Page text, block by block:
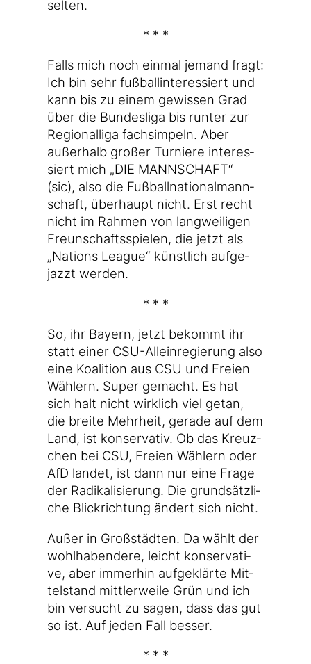
selten.
* * *
Falls mich noch ein­mal jemand fragt:
Ich bin sehr fuß­ball­in­ter­es­siert und
kann bis zu einem gewis­sen Grad
über die Bun­des­li­ga bis run­ter zur
Regio­nal­li­ga fach­sim­peln. Aber
außer­halb gro­ßer Tur­nie­re inter­es­
siert mich „DIE MANNSCHAFT“
(sic), also die Fuß­ball­na­tio­nal­mann­
schaft, über­haupt nicht. Erst recht
nicht im Rah­men von lang­wei­li­gen
Freun­schafts­spie­len, die jetzt als
„Nati­ons League“ künst­lich auf­ge­
jazzt werden.
* * *
So, ihr Bay­ern, jetzt bekommt ihr
statt einer CSU-Alleinregierung also
eine Koali­ti­on aus CSU und Frei­en
Wäh­lern. Super gemacht. Es hat
sich halt nicht wirk­lich viel getan,
die brei­te Mehr­heit, gera­de auf dem
Land, ist kon­ser­va­tiv. Ob das Kreuz­
chen bei CSU, Frei­en Wäh­lern oder
AfD lan­det, ist dann nur eine Fra­ge
der Radi­ka­li­sie­rung. Die grund­sätz­li­
che Blick­rich­tung ändert sich nicht.
Außer in Groß­städ­ten. Da wählt der
wohl­ha­ben­de­re, leicht kon­ser­va­ti­
ve, aber immer­hin auf­ge­klär­te Mit­
tel­stand mitt­ler­wei­le Grün und ich
bin ver­sucht zu sagen, dass das gut
so ist. Auf jeden Fall besser.
* * *